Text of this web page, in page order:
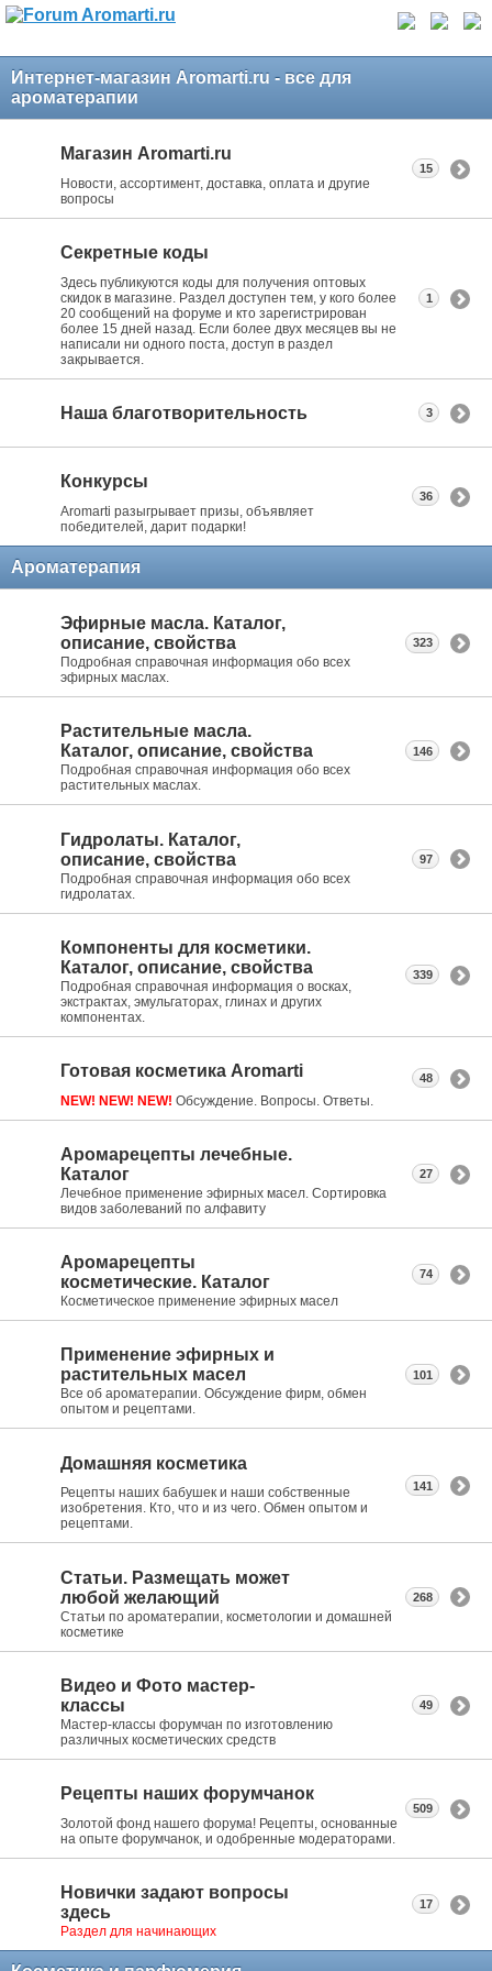
Интернет-магазин Aromarti.ru - все для
ароматерапии
Магазин Aromarti.ru
Новости, ассортимент, доставка, оплата и другие
вопросы
15
Секретные коды
Здесь публикуются коды для получения оптовых
скидок в магазине. Раздел доступен тем, у кого более
20 сообщений на форуме и кто зарегистрирован
более 15 дней назад. Если более двух месяцев вы не
написали ни одного поста, доступ в раздел
закрывается.
1
Наша благотворительность 3
Конкурсы
Aromarti разыгрывает призы, объявляет
победителей, дарит подарки!
36
Ароматерапия
Эфирные масла. Каталог,
описание, свойства
Подробная справочная информация обо всех
эфирных маслах.
323
Растительные масла.
Каталог, описание, свойства
Подробная справочная информация обо всех
растительных маслах.
146
Гидролаты. Каталог,
описание, свойства
Подробная справочная информация обо всех
гидролатах.
97
Компоненты для косметики.
Каталог, описание, свойства
Подробная справочная информация о восках,
экстрактах, эмульгаторах, глинах и других
компонентах.
339
Готовая косметика Aromarti
NEW! NEW! NEW! Обсуждение. Вопросы. Ответы.
48
Аромарецепты лечебные.
Каталог
Лечебное применение эфирных масел. Сортировка
видов заболеваний по алфавиту
27
Аромарецепты
косметические. Каталог
Косметическое применение эфирных масел
74
Применение эфирных и
растительных масел
Все об ароматерапии. Обсуждение фирм, обмен
опытом и рецептами.
101
Домашняя косметика
Рецепты наших бабушек и наши собственные
изобретения. Кто, что и из чего. Обмен опытом и
рецептами.
141
Статьи. Размещать может
любой желающий
Статьи по ароматерапии, косметологии и домашней
косметике
268
Видео и Фото мастер-
классы
Мастер-классы форумчан по изготовлению
различных косметических средств
49
Рецепты наших форумчанок
Золотой фонд нашего форума! Рецепты, основанные
на опыте форумчанок, и одобренные модераторами.
509
Новички задают вопросы
здесь
Раздел для начинающих
17